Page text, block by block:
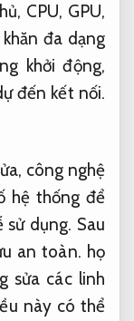
CPU, GPU,
đa dạng
khởi động,
đến kết nối.
công nghệ
hệ thống để
sử dụng. Sau
an toàn. họ
sửa các linh
này có thể